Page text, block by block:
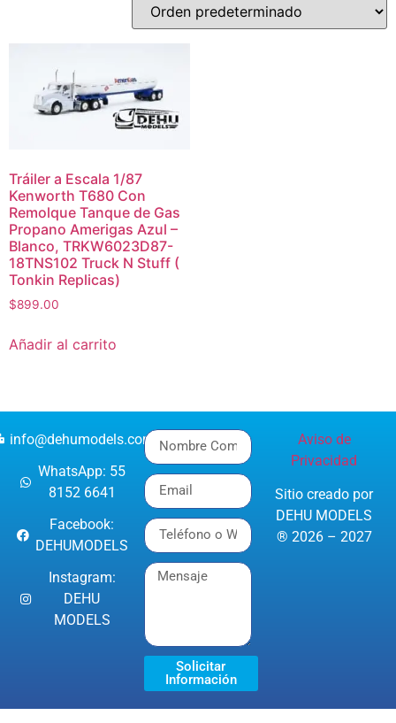
Tráiler a Escala 1/87
Kenworth T680 Con
Remolque Tanque de Gas
Propano Amerigas Azul –
Blanco, TRKW6023D87-
18TNS102 Truck N Stuff (
Tonkin Replicas)
$899.00
Añadir al carrito
info@dehumodels.com
WhatsApp: 55
8152 6641
Facebook:
DEHUMODELS
Instagram:
DEHU
MODELS
Solicitar
Información
Aviso de
Privacidad
Sitio creado por
DEHU MODELS
® 2026 – 2027